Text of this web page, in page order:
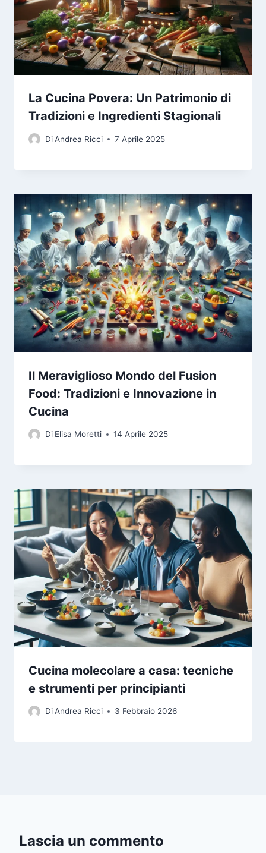
La Cucina Povera: Un Patrimonio di
Tradizioni e Ingredienti Stagionali
DiAndrea Ricci 7 Aprile 2025
Il Meraviglioso Mondo del Fusion
Food: Tradizioni e Innovazione in
Cucina
Di Elisa Moretti 14 Aprile 2025
Cucina molecolare a casa: tecniche
e strumenti per principianti
DiAndrea Ricci 3 Febbraio 2026
Lascia un commento